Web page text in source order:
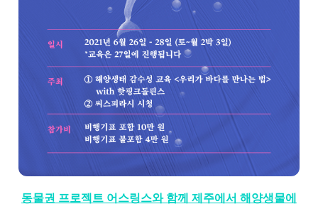
동물권 프로젝트 어스링스와 함께 제주에서 해양생물에